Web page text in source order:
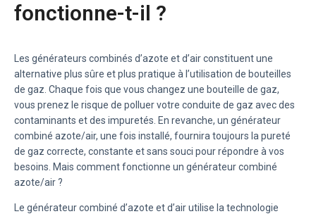
fonctionne-t-il ?
Les générateurs combinés d’azote et d’air constituent une
alternative plus sûre et plus pratique à l’utilisation de bouteilles
de gaz. Chaque fois que vous changez une bouteille de gaz,
vous prenez le risque de polluer votre conduite de gaz avec des
contaminants et des impuretés. En revanche, un générateur
combiné azote/air, une fois installé, fournira toujours la pureté
de gaz correcte, constante et sans souci pour répondre à vos
besoins. Mais comment fonctionne un générateur combiné
azote/air ?
Le générateur combiné d’azote et d’air utilise la technologie